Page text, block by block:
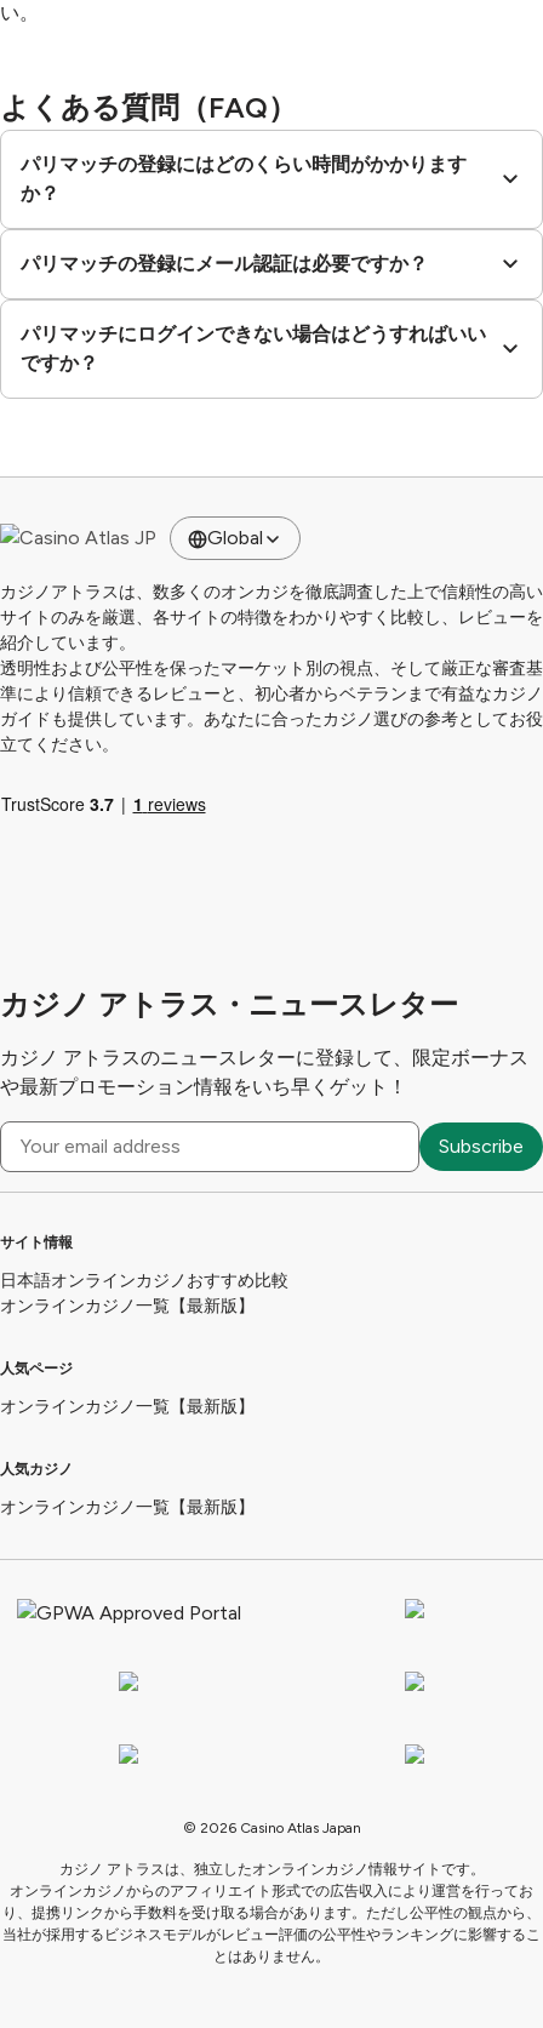
い。
よくある質問（FAQ）
パリマッチの登録にはどのくらい時間がかかります
か？
パリマッチの登録にメール認証は必要ですか？
パリマッチにログインできない場合はどうすればいい
ですか？
Global
カジノアトラスは、数多くのオンカジを徹底調査した上で信頼性の高い
サイトのみを厳選、各サイトの特徴をわかりやすく比較し、レビューを
紹介しています。
透明性および公平性を保ったマーケット別の視点、そして厳正な審査基
準により信頼できるレビューと、初心者からベテランまで有益なカジノ
ガイドも提供しています。あなたに合ったカジノ選びの参考としてお役
立てください。
カジノ アトラス・ニュースレター
カジノ アトラスのニュースレターに登録して、限定ボーナス
や最新プロモーション情報をいち早くゲット！
サイト情報
日本語オンラインカジノおすすめ比較
オンラインカジノ一覧【最新版】
人気ページ
オンラインカジノ一覧【最新版】
人気カジノ
オンラインカジノ一覧【最新版】
© 2026 Casino Atlas Japan
カジノ アトラスは、独立したオンラインカジノ情報サイトです。
オンラインカジノからのアフィリエイト形式での広告収入により運営を行ってお
り、提携リンクから手数料を受け取る場合があります。ただし公平性の観点から、
当社が採用するビジネスモデルがレビュー評価の公平性やランキングに影響するこ
とはありません。